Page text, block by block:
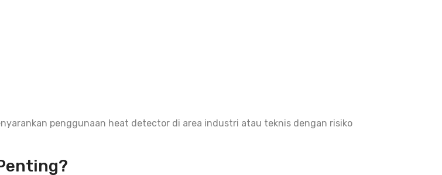
penggunaan heat detector di area industri atau teknis dengan risiko